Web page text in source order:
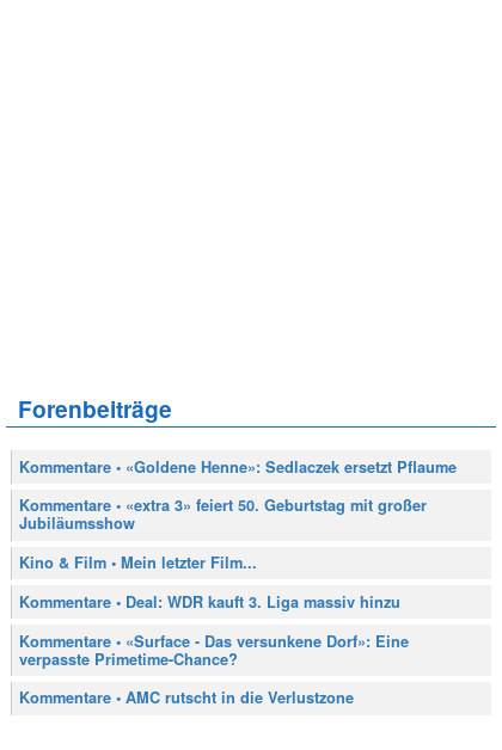
Forenbeiträge
Kommentare • «Goldene Henne»: Sedlaczek ersetzt Pflaume
Kommentare • «extra 3» feiert 50. Geburtstag mit großer
Jubiläumsshow
Kino & Film • Mein letzter Film...
Kommentare • Deal: WDR kauft 3. Liga massiv hinzu
Kommentare • «Surface - Das versunkene Dorf»: Eine
verpasste Primetime-Chance?
Kommentare • AMC rutscht in die Verlustzone